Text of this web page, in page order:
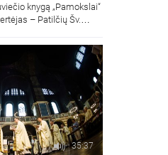
knygą „Pamokslai“
– Patilčių Šv.
Algirdas Petras
35:37